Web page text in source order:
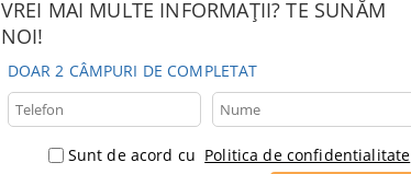
VREI MAI MULTE INFORMAȚII? TE SUNĂM
NOI!
DOAR 2 CÂMPURI DE COMPLETAT
Sunt de acord cu Politica de confidentialitate